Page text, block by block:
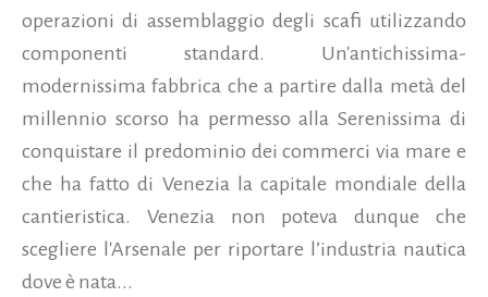
operazioni di assemblaggio degli scafi utilizzando
componenti standard. Un'antichissima-
modernissima fabbrica che a partire dalla metà del
millennio scorso ha permesso alla Serenissima di
conquistare il predominio dei commerci via mare e
che ha fatto di Venezia la capitale mondiale della
cantieristica. Venezia non poteva dunque che
scegliere l'Arsenale per riportare l’industria nautica
dove è nata...